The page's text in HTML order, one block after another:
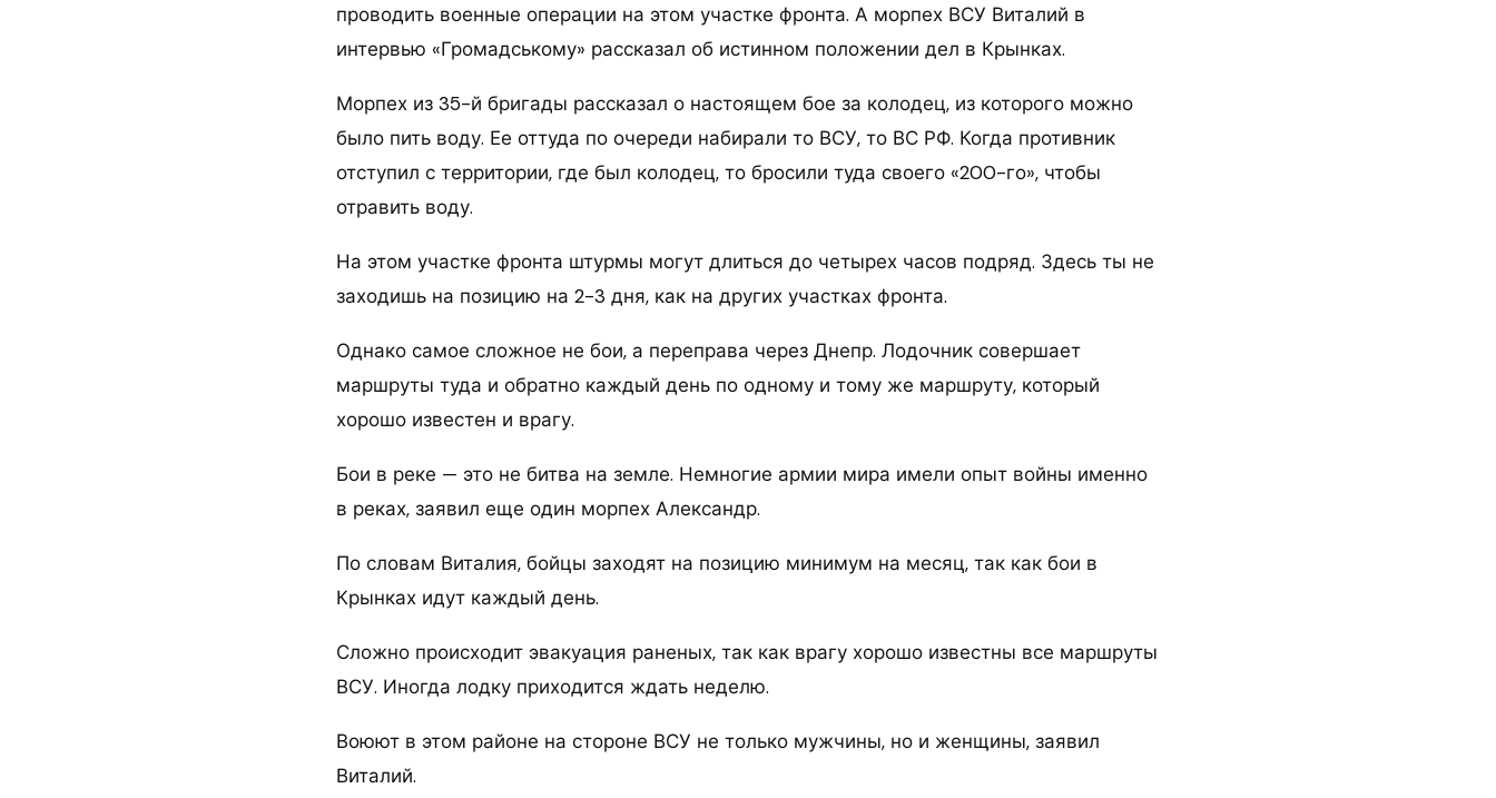
проводить военные операции на этом участке фронта. А морпех ВСУ Виталий в
интервью «Громадському» рассказал об истинном положении дел в Крынках.
Морпех из 35-й бригады рассказал о настоящем бое за колодец, из которого можно
было пить воду. Ее оттуда по очереди набирали то ВСУ, то ВС РФ. Когда противник
отступил с территории, где был колодец, то бросили туда своего «200-го», чтобы
отравить воду.
На этом участке фронта штурмы могут длиться до четырех часов подряд. Здесь ты не
заходишь на позицию на 2-3 дня, как на других участках фронта.
Однако самое сложное не бои, а переправа через Днепр. Лодочник совершает
маршруты туда и обратно каждый день по одному и тому же маршруту, который
хорошо известен и врагу.
Бои в реке — это не битва на земле. Немногие армии мира имели опыт войны именно
в реках, заявил еще один морпех Александр.
По словам Виталия, бойцы заходят на позицию минимум на месяц, так как бои в
Крынках идут каждый день.
Сложно происходит эвакуация раненых, так как врагу хорошо известны все маршруты
ВСУ. Иногда лодку приходится ждать неделю.
Воюют в этом районе на стороне ВСУ не только мужчины, но и женщины, заявил
Виталий.